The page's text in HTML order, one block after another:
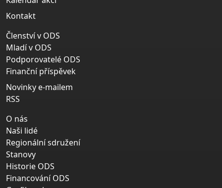
Kontakt
Členství v ODS
Mladí v ODS
Podporovatelé ODS
Finanční příspěvek
Novinky e-mailem
RSS
O nás
Naši lidé
Regionální sdružení
Stanovy
Historie ODS
Financování ODS